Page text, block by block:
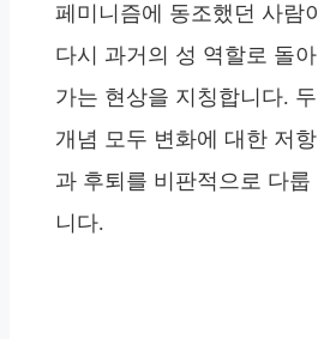
페미니즘에 동조했던 사람이
다시 과거의 성 역할로 돌아
가는 현상을 지칭합니다. 두
개념 모두 변화에 대한 저항
과 후퇴를 비판적으로 다룹
니다.